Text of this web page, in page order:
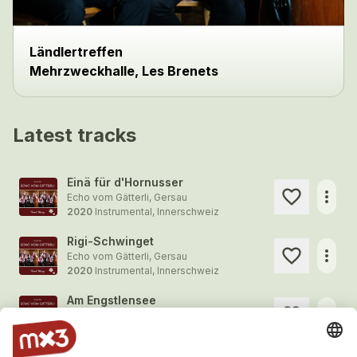
Ländlertreffen
Mehrzweckhalle, Les Brenets
Latest tracks
Einä für d'Hornusser
Echo vom Gätterli, Gersau
2020 Instrumental, Innerschweiz
more_horiz
Rigi-Schwinget
Echo vom Gätterli, Gersau
2020 Instrumental, Innerschweiz
more_horiz
Am Engstlensee
2020